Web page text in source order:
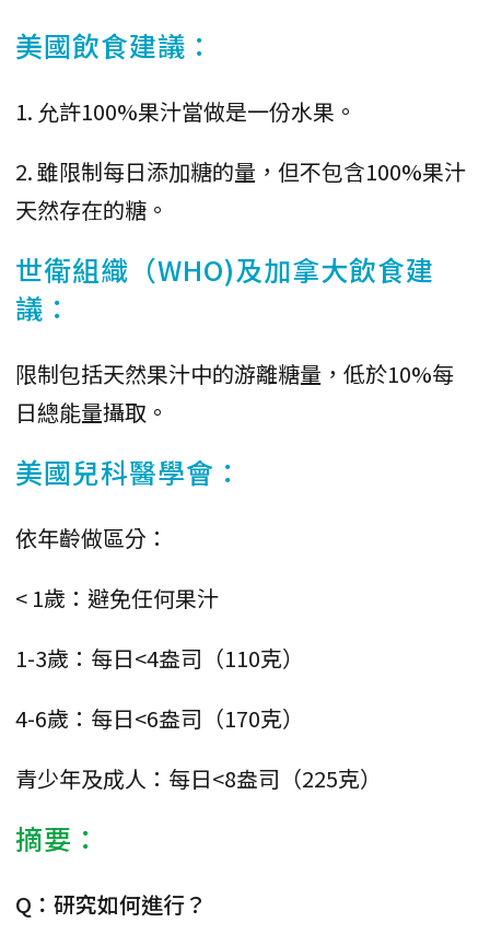
美國飲食建議：
1. 允許100%果汁當做是一份水果。
2. 雖限制每日添加糖的量，但不包含100%果汁
天然存在的糖。
世衛組織（WHO)及加拿大飲食建
議：
限制包括天然果汁中的游離糖量，低於10%每
日總能量攝取。
美國兒科醫學會：
依年齡做區分：
< 1歲：避免任何果汁
1-3歲：每日<4盎司（110克）
4-6歲：每日<6盎司（170克）
青少年及成人：每日<8盎司（225克）
摘要：
Q：研究如何進行？